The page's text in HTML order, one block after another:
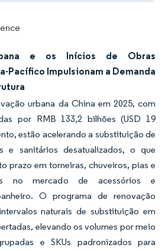
e os Inícios de Obras
Pacífico Impulsionam a Demanda
urbana da China em 2025, com
por RMB 133,2 bilhões (USD 19
estão acelerando a substituição de
e sanitários desatualizados, o que
prazo em torneiras, chuveiros, pias e
no mercado de acessórios e
O programa de renovação
naturais de substituição em
elevando os volumes por meio
e SKUs padronizados para